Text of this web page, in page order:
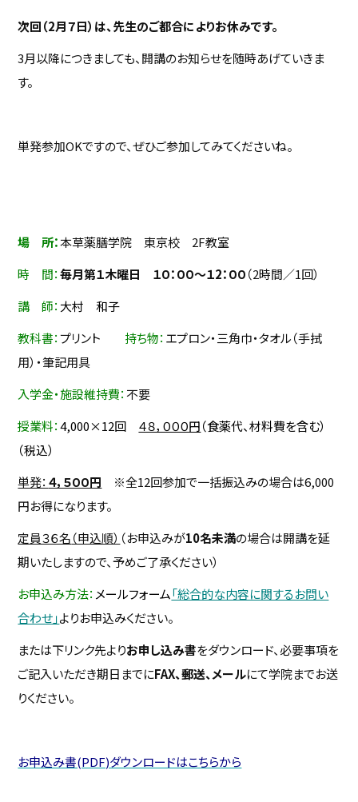
次回（2月７日）は、先生のご都合によりお休みです。
3月以降につきましても、開講のお知らせを随時あげていきま
す。
単発参加OKですので、ぜひご参加してみてくださいね。
場 所：本草薬膳学院 東京校 2F教室
時 間：毎月第１木曜日 １０：００～１2：００（2時間／1回）
講 師： 大村 和子
教科書：プリント 持ち物： エプロン・三角巾・タオル（手拭
用）・筆記用具
入学金・施設維持費：不要
授業料：4,000×12回 ４８，０００円（食薬代、材料費を含む）
（税込）
単発： ４，５００円 ※全12回参加で一括振込みの場合は6,000
円お得になります。
定員３６名（申込順） （お申込みが10名未満の場合は開講を延
期いたしますので、予めご了承ください）
お申込み方法： メールフォーム「総合的な内容に関するお問い
合わせ」よりお申込みください。
または下リンク先よりお申し込み書をダウンロード、必要事項を
ご記入いただき期日までにFAX、郵送、メールにて学院までお送
りください。
お申込み書(PDF)ダウンロードはこちらから